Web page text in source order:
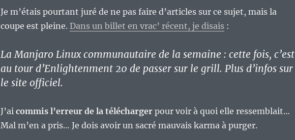
Je m’étais pourtant juré de ne pas faire d’articles sur ce sujet, mais la
coupe est pleine. Dans un billet en vrac’ récent, je disais:
La Manjaro Linux communautaire de la semaine : cette fois, c’est
au tour d’Enlightenment 20 de passer sur le grill. Plus d’infos sur
le site officiel.
J’ai commis l’erreur de la téléchargerpour voir à quoi elle ressemblait…
Mal m’en a pris… Je dois avoir un sacré mauvais karma à purger.